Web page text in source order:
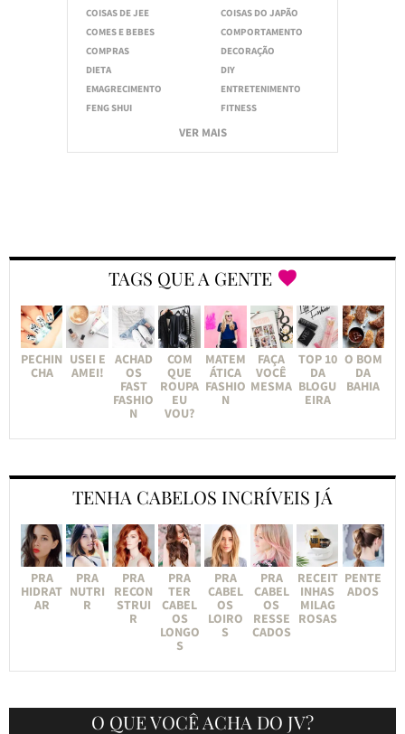
COISAS DE JEE
COISAS DO JAPÃO
COMES E BEBES
COMPORTAMENTO
COMPRAS
DECORAÇÃO
DIETA
DIY
EMAGRECIMENTO
ENTRETENIMENTO
FENG SHUI
FITNESS
VER MAIS
TAGS QUE A GENTE
PECHIN
CHA
USEI E
AMEI!
ACHAD
OS
FAST
FASHIO
N
COM
QUE
ROUPA
EU
VOU?
MATEM
ÁTICA
FASHIO
N
FAÇA
VOCÊ
MESMA
TOP 10
DA
BLOGU
EIRA
O BOM
DA
BAHIA
TENHA CABELOS INCRÍVEIS JÁ
PRA
HIDRAT
AR
PRA
NUTRI
R
PRA
RECON
STRUI
R
PRA
TER
CABEL
OS
LONGO
S
PRA
CABEL
OS
LOIRO
S
PRA
CABEL
OS
RESSE
CADOS
RECEIT
INHAS
MILAG
ROSAS
PENTE
ADOS
O QUE VOCÊ ACHA DO JV?